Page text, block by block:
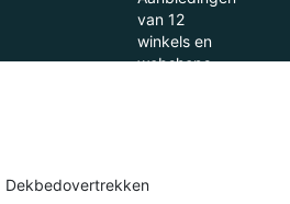
van 12
winkels en
webshops
Dekbedovertrekken